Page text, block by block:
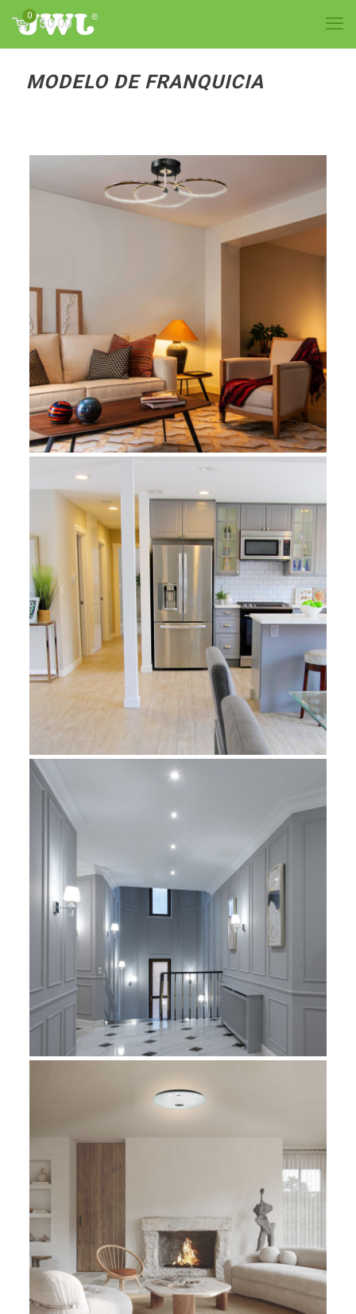
0
$0.00
MODELO DE FRANQUICIA